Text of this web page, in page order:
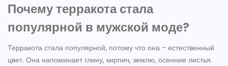
Почему терракота стала
популярной в мужской моде?
Терракота стала популярной, потому что она - естественный
цвет. Она напоминает глину, кирпич, землю, осенние листья.